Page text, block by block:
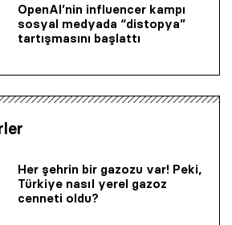
OpenAI’nin influencer kampı
sosyal medyada “distopya”
tartışmasını başlattı
Her şehrin bir gazozu var! Peki,
Türkiye nasıl yerel gazoz
cenneti oldu?